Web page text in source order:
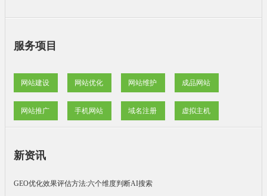
服务项目
网站建设 网站优化 网站维护 成品网站
网站推广 手机网站 域名注册 虚拟主机
新资讯
GEO优化效果评估方法:六个维度判断AI搜索